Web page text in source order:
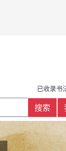
已收录书
搜索